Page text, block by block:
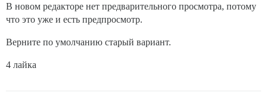
В новом редакторе нет предварительного просмотра, потому
что это уже и есть предпросмотр.
Верните по умолчанию старый вариант.
4 лайка